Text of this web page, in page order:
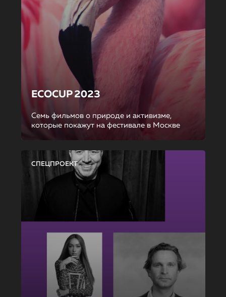
ECOCUP 2023
Семь фильмов о природе и активизме,
которые покажут на фестивале в Москве
СПЕЦПРОЕКТ